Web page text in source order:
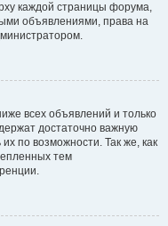
каждой страницы форума,
объявлениями, права на
всех объявлений и только
достаточно важную
по возможности. Так же, как
тем